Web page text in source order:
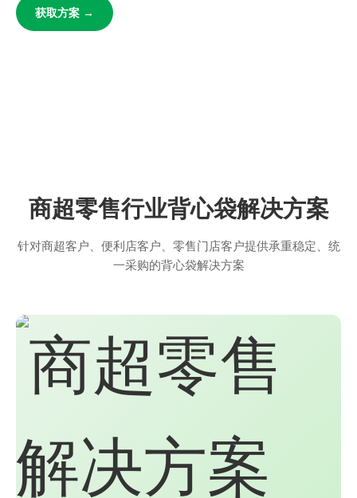
获取方案 →
商超零售行业背心袋解决方案
针对商超客户、便利店客户、零售门店客户提供承重稳定、统
一采购的背心袋解决方案